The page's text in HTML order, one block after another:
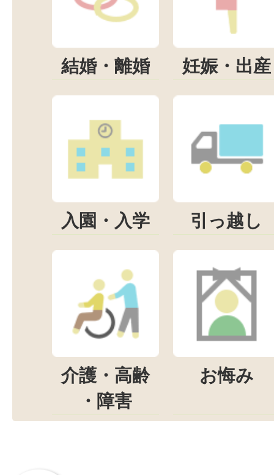
結婚・離婚 妊娠・出産
入園・入学 引っ越し
介護・高齢
・障害
お悔み